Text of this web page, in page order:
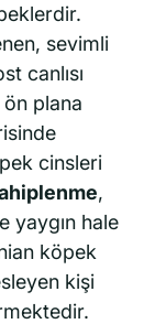
sevimli
canlısı
plana
cinsleri
,
yaygın hale
köpek
kişi